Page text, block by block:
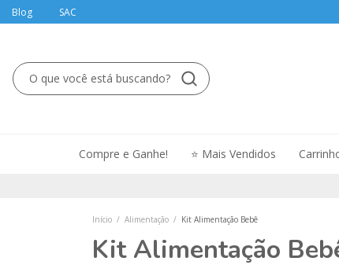
Blog SAC
Compre e Ganhe! ⭐ Mais Vendidos
Início / Alimentação / Kit Alimentação Bebê
Kit Alimentação